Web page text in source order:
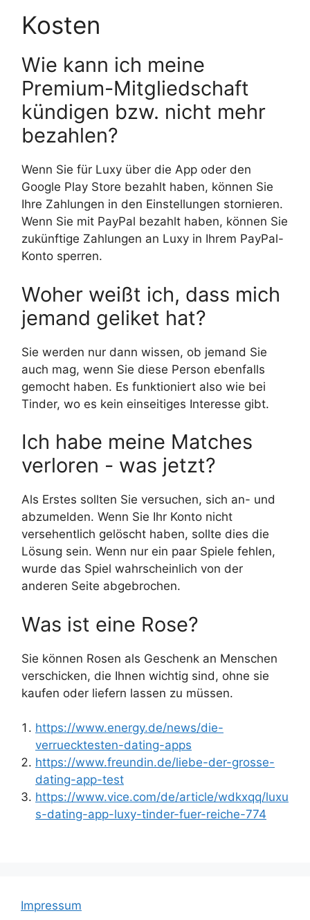
Kosten
Wie kann ich meine
Premium-Mitgliedschaft
kündigen bzw. nicht mehr
bezahlen?
Wenn Sie für Luxy über die App oder den
Google Play Store bezahlt haben, können Sie
Ihre Zahlungen in den Einstellungen stornieren.
Wenn Sie mit PayPal bezahlt haben, können Sie
zukünftige Zahlungen an Luxy in Ihrem PayPal-
Konto sperren.
Woher weißt ich, dass mich
jemand geliket hat?
Sie werden nur dann wissen, ob jemand Sie
auch mag, wenn Sie diese Person ebenfalls
gemocht haben. Es funktioniert also wie bei
Tinder, wo es kein einseitiges Interesse gibt.
Ich habe meine Matches
verloren - was jetzt?
Als Erstes sollten Sie versuchen, sich an- und
abzumelden. Wenn Sie Ihr Konto nicht
versehentlich gelöscht haben, sollte dies die
Lösung sein. Wenn nur ein paar Spiele fehlen,
wurde das Spiel wahrscheinlich von der
anderen Seite abgebrochen.
Was ist eine Rose?
Sie können Rosen als Geschenk an Menschen
verschicken, die Ihnen wichtig sind, ohne sie
kaufen oder liefern lassen zu müssen.
https://www.energy.de/news/die-
verruecktesten-dating-apps
https://www.freundin.de/liebe-der-grosse-
dating-app-test
https://www.vice.com/de/article/wdkxqq/luxu
s-dating-app-luxy-tinder-fuer-reiche-774
Impressum